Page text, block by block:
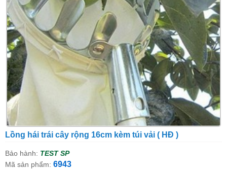
Lồng hái trái cây rộng 16cm kèm túi vải ( HĐ )
Bảo hành: TEST SP
Mã sản phẩm: 6943